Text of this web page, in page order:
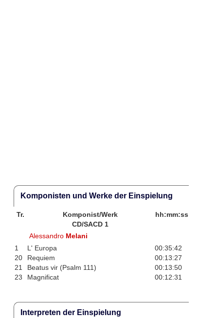
Komponisten und Werke der Einspielung
Tr. Komponist/Werk
hh:mm:ss
CD/SACD 1
Alessandro Melani
1
L' Europa
00:35:42
20
Requiem
00:13:27
21
Beatus vir (Psalm 111)
00:13:50
23
Magnificat 00:12:31
Interpreten der Einspielung